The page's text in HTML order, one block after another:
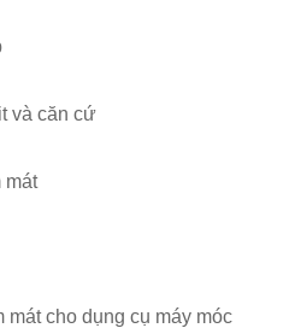
và căn cứ
mát
cho dụng cụ máy móc